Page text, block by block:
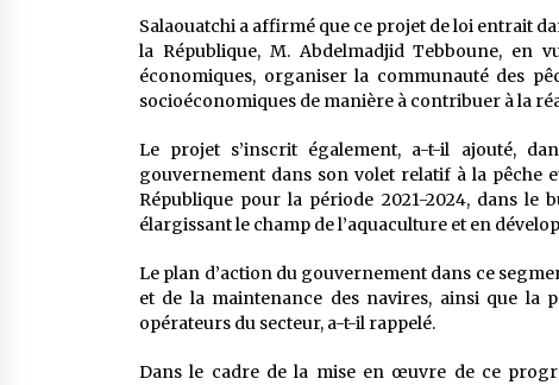
Salaouatchi a affirmé que ce projet de loi entrait
la République, M. Abdelmadjid Tebboune, en
économiques, organiser la communauté des
socioéconomiques de manière à contribuer à la
Le projet s’inscrit également, a-t-il ajouté,
gouvernement dans son volet relatif à la pêche
République pour la période 2021-2024, dans le
élargissant le champ de l’aquaculture et en
Le plan d’action du gouvernement dans ce
et de la maintenance des navires, ainsi que la
opérateurs du secteur, a-t-il rappelé.
Dans le cadre de la mise en œuvre de ce